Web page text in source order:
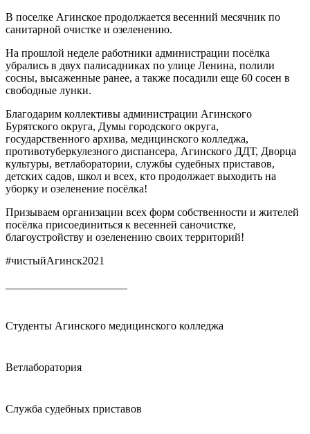
В поселке Агинское продолжается весенний месячник по
санитарной очистке и озеленению.
На прошлой неделе работники администрации посёлка
убрались в двух палисадниках по улице Ленина, полили
сосны, высаженные ранее, а также посадили еще 60 сосен в
свободные лунки.
Благодарим коллективы администрации Агинского
Бурятского округа, Думы городского округа,
государственного архива, медицинского колледжа,
противотуберкулезного диспансера, Агинского ДДТ, Дворца
культуры, ветлаборатории, службы судебных приставов,
детских садов, школ и всех, кто продолжает выходить на
уборку и озеленение посёлка!
Призываем организации всех форм собственности и жителей
посёлка присоединиться к весенней саночистке,
благоустройству и озеленению своих территорий!
#чистыйАгинск2021
Студенты Агинского медицинского колледжа
Ветлаборатория
Служба судебных приставов